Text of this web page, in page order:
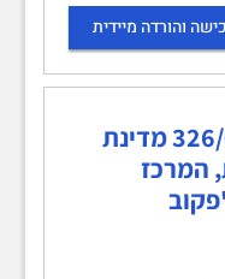
והורדה מיידית
ניתוח פסק הדין: ע"ע 326/03 מדינת
המרכז